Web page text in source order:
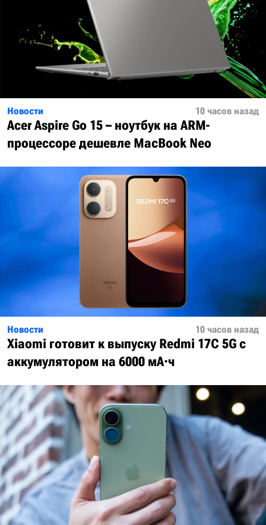
Новости 10 часов назад
Acer Aspire Go 15 – ноутбук на ARM-
процессоре дешевле MacBook Neo
Новости 10 часов назад
Xiaomi готовит к выпуску Redmi 17C 5G с
аккумулятором на 6000 мА·ч